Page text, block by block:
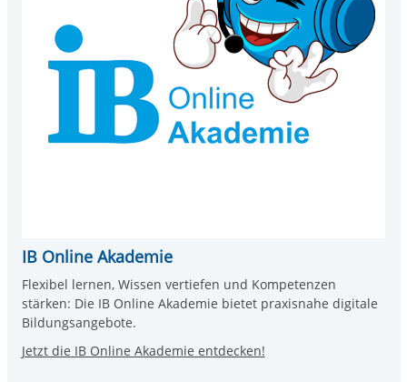
IB Online Akademie
Flexibel lernen, Wissen vertiefen und Kompetenzen
stärken: Die IB Online Akademie bietet praxisnahe digitale
Bildungsangebote.
Jetzt die IB Online Akademie entdecken!